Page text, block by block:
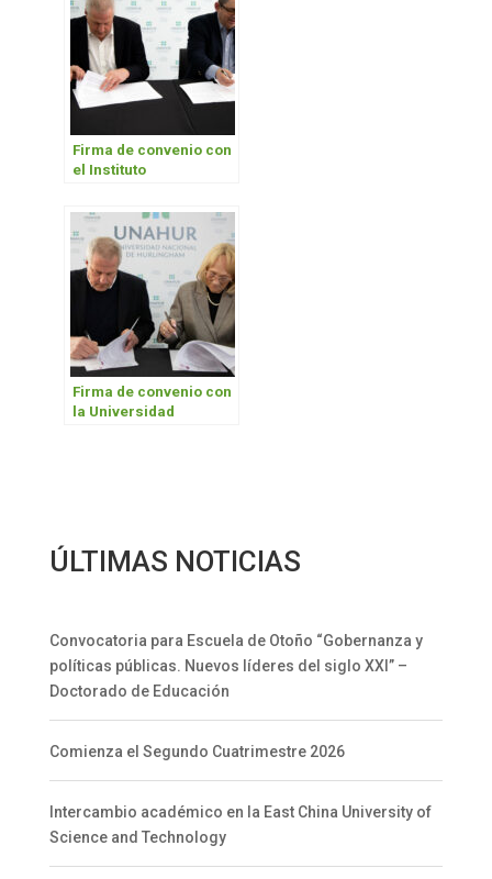
Firma de convenio con
el Instituto
Abarbanel
Firma de convenio con
la Universidad
ÚLTIMAS NOTICIAS
Convocatoria para Escuela de Otoño “Gobernanza y
políticas públicas. Nuevos líderes del siglo XXI” –
Doctorado de Educación
Comienza el Segundo Cuatrimestre 2026
Intercambio académico en la East China University of
Science and Technology